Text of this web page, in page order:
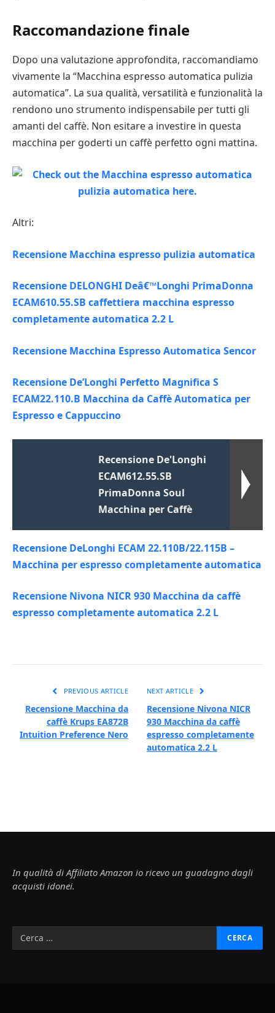
Raccomandazione finale
Dopo una valutazione approfondita, raccomandiamo
vivamente la “Macchina espresso automatica pulizia
automatica”. La sua qualità, versatilità e funzionalità la
rendono uno strumento indispensabile per tutti gli
amanti del caffè. Non esitare a investire in questa
macchina per goderti un caffè perfetto ogni mattina.
Altri:
Recensione Macchina espresso pulizia automatica
Recensione DELONGHI Deâ€™Longhi PrimaDonna
ECAM610.55.SB caffettiera macchina espresso
completamente automatica 2.2 L
Recensione Macchina Espresso Automatica Sencor
Recensione De’Longhi Perfetto Magnifica S
ECAM22.110.B Macchina da Caffè Automatica per
Espresso e Cappuccino
Recensione De'Longhi
ECAM612.55.SB
PrimaDonna Soul
Macchina per Caffè
Recensione DeLonghi ECAM 22.110B/22.115B –
Macchina per espresso completamente automatica
Recensione Nivona NICR 930 Macchina da caffè
espresso completamente automatica 2.2 L
PREVIOUS ARTICLE
Recensione Macchina da
caffè Krups EA872B
Intuition Preference Nero
NEXT ARTICLE
Recensione Nivona NICR
930 Macchina da caffè
espresso completamente
automatica 2.2 L
In qualità di Affiliato Amazon io ricevo un guadagno dagli
acquisti idonei.